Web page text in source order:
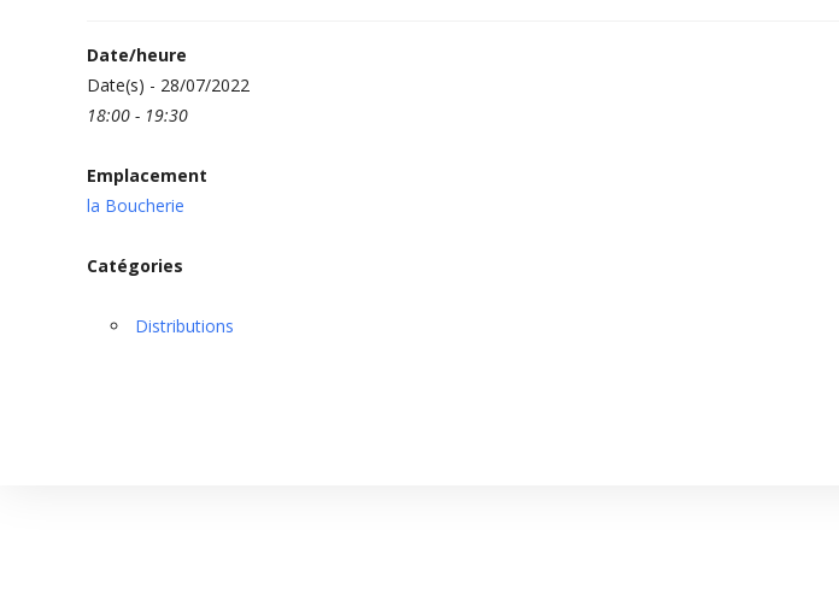
Date/heure
Date(s) - 28/07/2022
18:00 - 19:30
Emplacement
la Boucherie
Catégories
Distributions